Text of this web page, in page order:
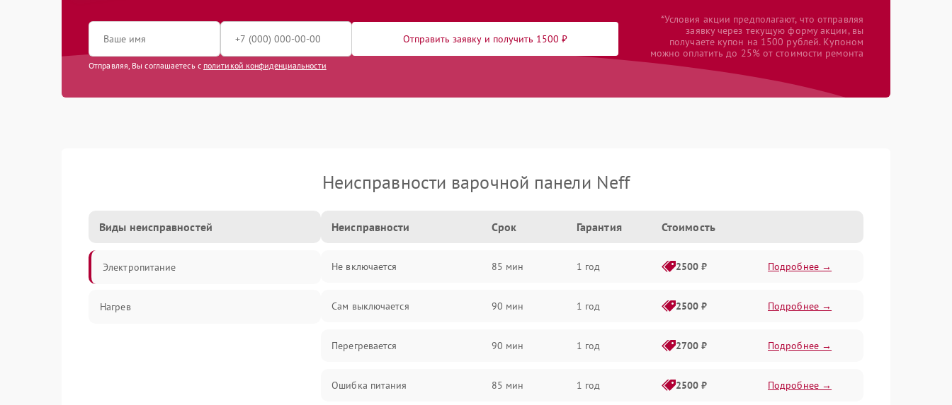
Отправить заявку и получить 1500 ₽
Отправляя, Вы соглашаетесь с политикой конфиденциальности
*Условия акции предполагают, что отправляя
заявку через текущую форму акции, вы
получаете купон на 1500 рублей. Купоном
можно оплатить до 25% от стоимости ремонта
Неисправности варочной панели Neff
Виды неисправностей
Электропитание
Нагрев
Неисправности Срок Гарантия Стоимость
Не включается 85 мин 1 год 2500 ₽ Подробнее →
Сам выключается 90 мин 1 год 2500 ₽ Подробнее →
Перегревается 90 мин 1 год 2700 ₽ Подробнее →
Ошибка питания 85 мин 1 год 2500 ₽ Подробнее →